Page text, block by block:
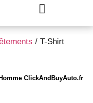
/ T-Shirt
ClickAndBuyAuto.fr